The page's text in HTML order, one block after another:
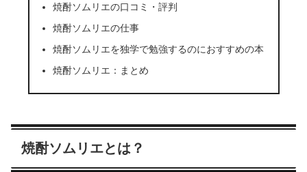
焼酎ソムリエの口コミ・評判
焼酎ソムリエの仕事
焼酎ソムリエを独学で勉強するのにおすすめの本
焼酎ソムリエ：まとめ
焼酎ソムリエとは？